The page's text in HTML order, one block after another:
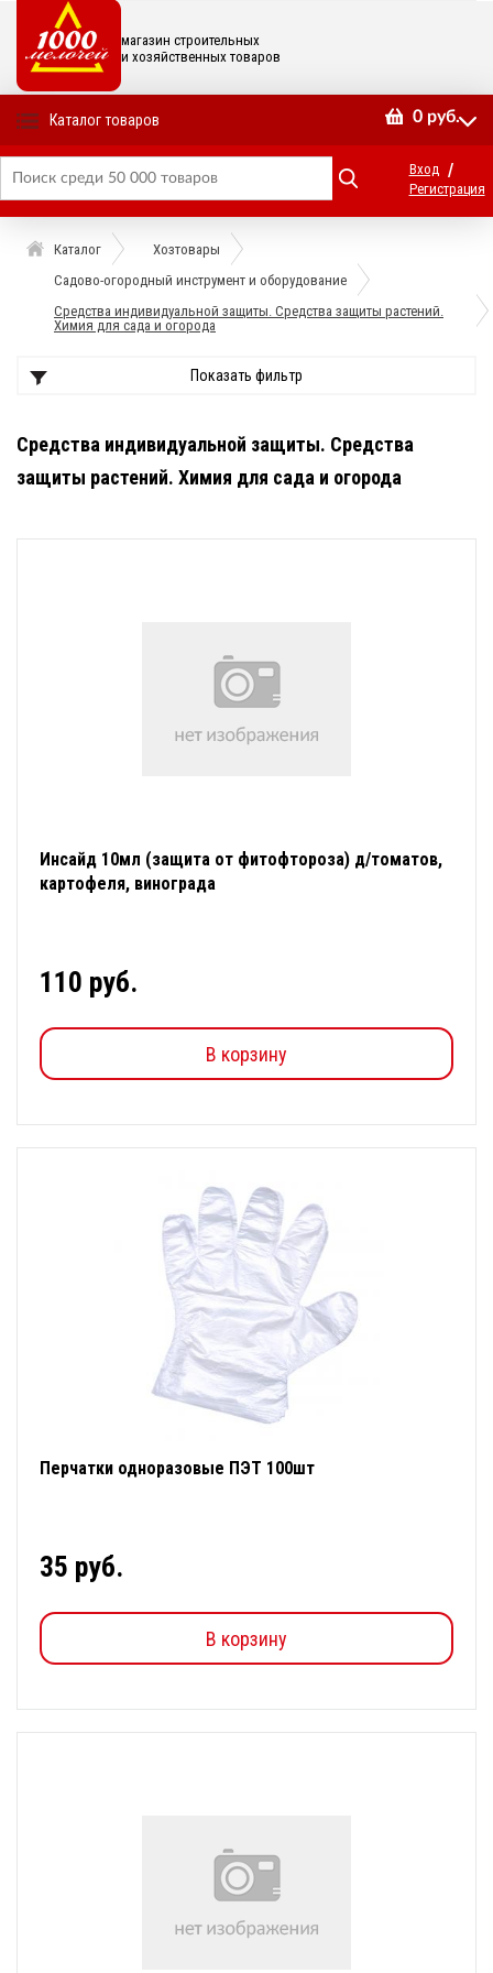
магазин строительных
и хозяйственных товаров
Каталог товаров 0 руб.
Вход /
Регистрация
Каталог
Хозтовары
Садово-огородный инструмент и оборудование
Средства индивидуальной защиты. Средства защиты растений.
Химия для сада и огорода
Показать фильтр
Средства индивидуальной защиты. Средства
защиты растений. Химия для сада и огорода
Инсайд 10мл (защита от фитофтороза) д/томатов,
картофеля, винограда
110 руб.
В корзину
Перчатки одноразовые ПЭТ 100шт
35 руб.
В корзину